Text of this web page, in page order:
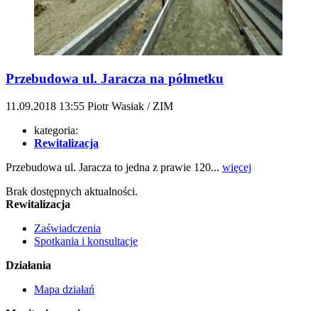
Przebudowa ul. Jaracza na półmetku
11.09.2018 13:55 Piotr Wasiak / ZIM
kategoria:
Rewitalizacja
Przebudowa ul. Jaracza to jedna z prawie 120... więcej
Brak dostępnych aktualności.
Rewitalizacja
Zaświadczenia
Spotkania i konsultacje
Działania
Mapa działań